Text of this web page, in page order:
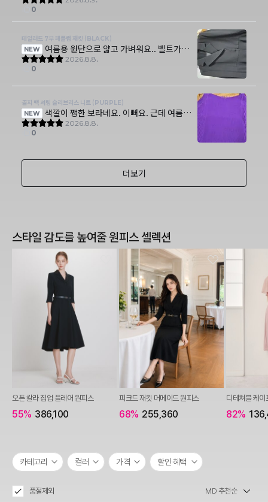
스타일 감도를 높여줄 원피스 셀렉션
오픈 칼라 집업 플레어 원피스
55% 386,100
피크드 재킷 머메이드 원피스
68% 255,360
디테쳐블 케이
82%
카테고리 컬러 가격 할인·혜택
품절제외